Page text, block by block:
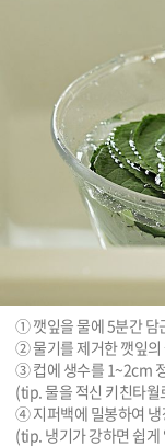
① 깻잎을 물에 5분간 담
② 물기를 제거한 깻잎의
③ 컵에 생수를 1~2cm
(tip. 물을 적신 키친타월
④ 지퍼백에 밀봉하여 냉
(tip. 냉기가 강하면 쉽게